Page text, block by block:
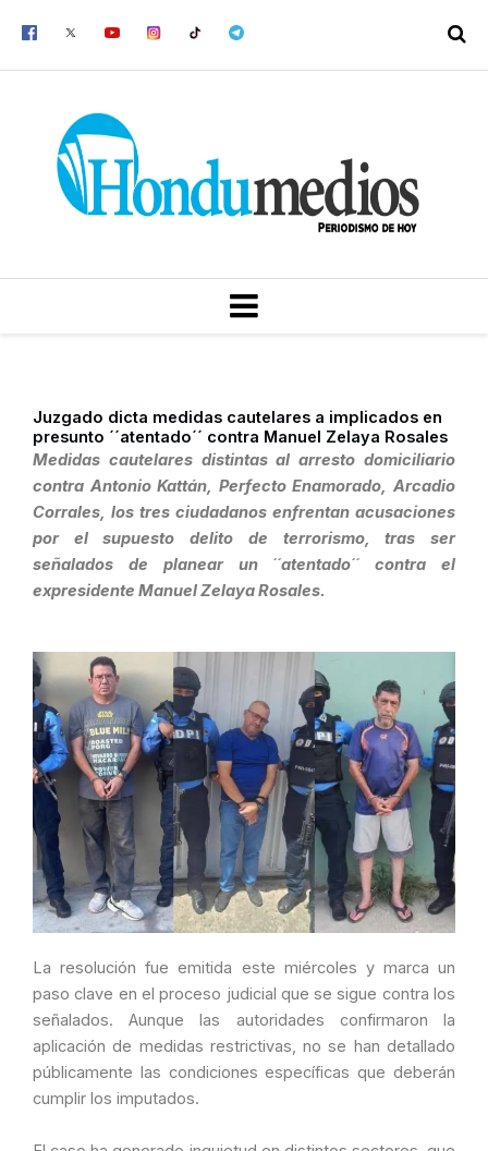
MENU
Juzgado dicta medidas cautelares a implicados en
presunto ´´atentado´´ contra Manuel Zelaya Rosales
Medidas cautelares distintas al arresto domiciliario
contra Antonio Kattán, Perfecto Enamorado, Arcadio
Corrales, los tres ciudadanos enfrentan acusaciones
por el supuesto delito de terrorismo, tras ser
señalados de planear un ´´atentado´´ contra el
expresidente Manuel Zelaya Rosales.
La resolución fue emitida este miércoles y marca un
paso clave en el proceso judicial que se sigue contra los
señalados. Aunque las autoridades confirmaron la
aplicación de medidas restrictivas, no se han detallado
públicamente las condiciones específicas que deberán
cumplir los imputados.